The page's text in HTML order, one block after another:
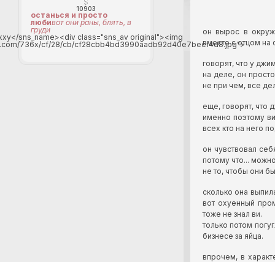
10903
останься и просто
любивот они раны, блять, в
груди
sns_name><div class="sns_av original"><img
736x/cf/28/cb/cf28cbb4bd3990aadb92d40e7beef4d8.jpg">
он вырос в
вместе с отцом
говорят, что у
на деле, он
не при чем, все
еще, говорят, что
именно поэтому
всех кто на него
он чувствовал
потому что...
не то, чтобы они
сколько она
вот охуенный
тоже не знал ви.
только потом
бизнесе за яйца.
впрочем, в